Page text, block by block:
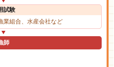
試験
業組合、水産会社など
師